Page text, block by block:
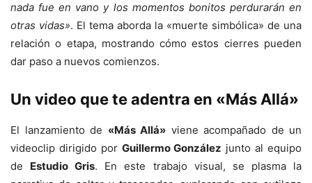
nada fue en vano y los momentos bonitos perdurarán en
otras vidas». El tema aborda la «muerte simbólica» de una
relación o etapa, mostrando cómo estos cierres pueden
dar paso a nuevos comienzos.
Un video que te adentra en «Más Allá»
El lanzamiento de «Más Allá» viene acompañado de un
videoclip dirigido por Guillermo González junto al equipo
de Estudio Gris. En este trabajo visual, se plasma la